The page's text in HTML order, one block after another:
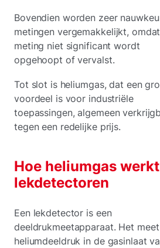
Bovendien worden zeer
metingen vergemakkelijkt,
meting niet significant wordt
opgehoopt of vervalst.
Tot slot is heliumgas, dat een
voordeel is voor industriële
toepassingen, algemeen
tegen een redelijke prijs.
Hoe heliumgas
lekdetectoren
Een lekdetector is een
deeldrukmeetapparaat. Het
heliumdeeldruk in de gasinlaat